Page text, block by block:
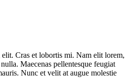
Cras et lobortis mi. Nam elit lorem,
Maecenas pellentesque feugiat
Nunc et velit at augue molestie